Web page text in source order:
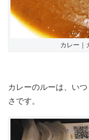
カレー｜
カレーのルーは、い
さです。